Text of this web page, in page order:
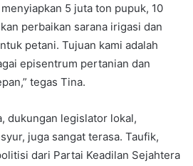
5 juta ton pupuk, 10
perbaikan sarana irigasi dan
petani. Tujuan kami adalah
episentrum pertanian dan
tegas Tina.
dukungan legislator lokal,
juga sangat terasa. Taufik,
dari Partai Keadilan Sejahtera